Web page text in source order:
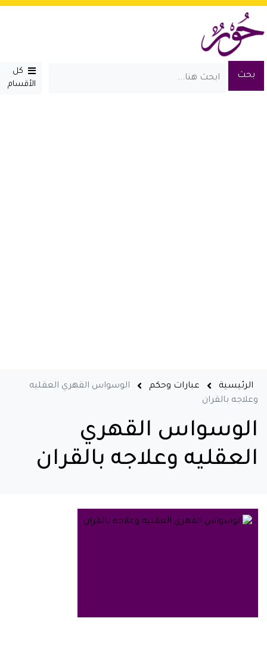
كل
الأقسام
الرئيسية عبارات وحكم
الوسواس القهري العقليه
وعلاجه بالقران
الوسواس القهري
العقليه وعلاجه بالقران